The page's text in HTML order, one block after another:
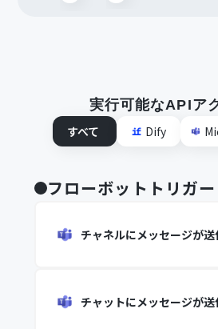
実行可能なAPIア
すべて
Dify
フローボットトリガー
チャネルにメッセージが送
チャットにメッセージが送